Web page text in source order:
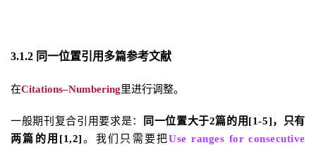
3.1.2 同一位置引用多篇参考文献
在Citations–Numbering里进行调整。
一般期刊复合引用要求是：
同一位置大于2篇的用[1-5]，只有
两篇的用[1,2]。我们只需要把Use ranges for consecutive